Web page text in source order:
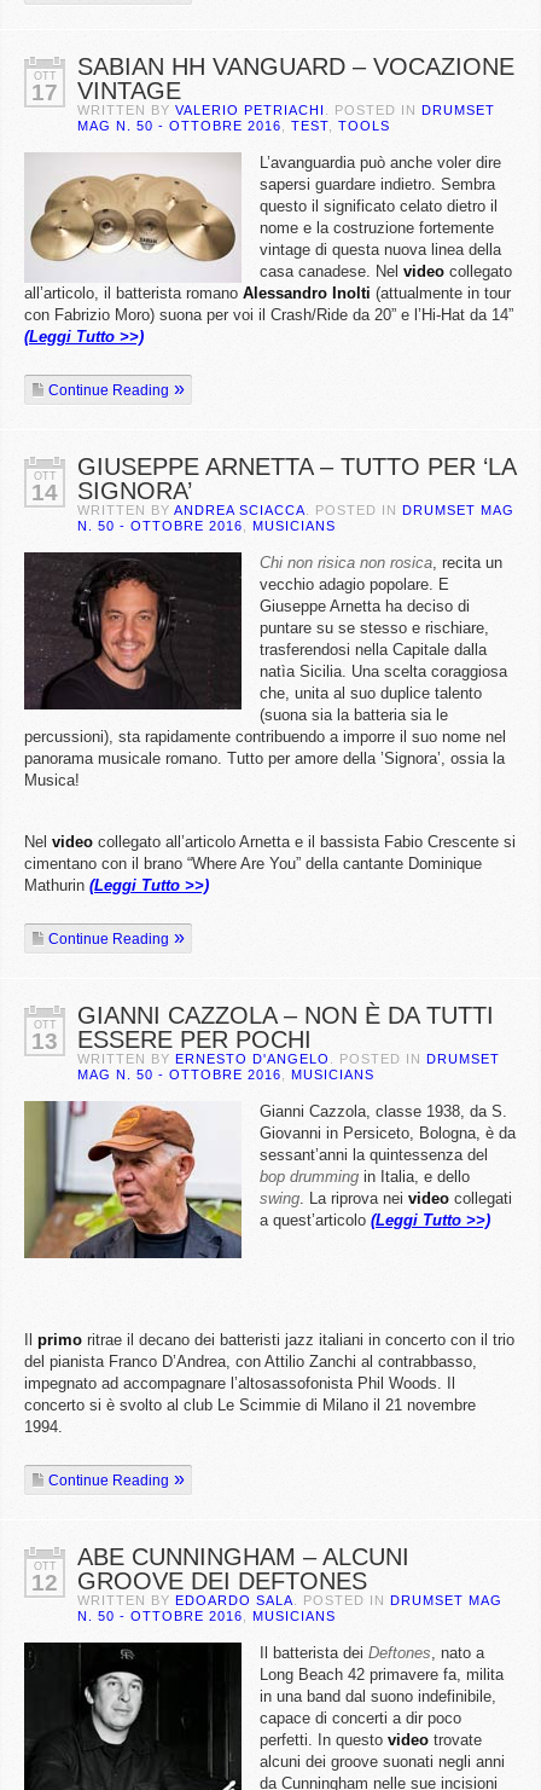
OTT
17
SABIAN HH VANGUARD – VOCAZIONE
VINTAGE
WRITTEN BY VALERIO PETRIACHI . POSTED IN DRUMSET
MAG N. 50 - OTTOBRE 2016
TEST TOOLS
L’avanguardia può anche voler dire
sapersi guardare indietro. Sembra
questo il significato celato dietro il
nome e la costruzione fortemente
vintage di questa nuova linea della
casa canadese. Nel video collegato
all’articolo, il batterista romano Alessandro Inolti (attualmente in tour
con Fabrizio Moro) suona per voi il Crash/Ride da 20” e l’Hi-Hat da 14”
(Leggi Tutto >>)
Continue Reading
OTT
14
GIUSEPPE ARNETTA – TUTTO PER ‘LA
SIGNORA’
WRITTEN BY ANDREA SCIACCA . POSTED IN DRUMSET MAG
N. 50 - OTTOBRE 2016
MUSICIANS
Chi non risica non rosica, recita un
vecchio adagio popolare. E
Giuseppe Arnetta ha deciso di
puntare su se stesso e rischiare,
trasferendosi nella Capitale dalla
natìa Sicilia. Una scelta coraggiosa
che, unita al suo duplice talento
(suona sia la batteria sia le
percussioni), sta rapidamente contribuendo a imporre il suo nome nel
panorama musicale romano. Tutto per amore della ’Signora’, ossia la
Musica!
Nel video collegato all’articolo Arnetta e il bassista Fabio Crescente si
cimentano con il brano “Where Are You” della cantante Dominique
Mathurin (Leggi Tutto >>)
Continue Reading
OTT
13
GIANNI CAZZOLA – NON È DA TUTTI
ESSERE PER POCHI
WRITTEN BY ERNESTO D'ANGELO . POSTED IN DRUMSET
MAG N. 50 - OTTOBRE 2016
MUSICIANS
Gianni Cazzola, classe 1938, da S.
Giovanni in Persiceto, Bologna, è da
sessant’anni la quintessenza del
bop drumming in Italia, e dello
swing. La riprova nei video collegati
a quest’articolo (Leggi Tutto >>)
primo ritrae il decano dei batteristi jazz italiani in concerto con il trio
del pianista Franco D’Andrea, con Attilio Zanchi al contrabbasso,
impegnato ad accompagnare l’altosassofonista Phil Woods. Il
concerto si è svolto al club Le Scimmie di Milano il 21 novembre
1994.
Continue Reading
OTT
12
ABE CUNNINGHAM – ALCUNI
GROOVE DEI DEFTONES
WRITTEN BY EDOARDO SALA . POSTED IN DRUMSET MAG
N. 50 - OTTOBRE 2016
MUSICIANS
Il batterista dei Deftones, nato a
Long Beach 42 primavere fa, milita
in una band dal suono indefinibile,
capace di concerti a dir poco
perfetti. In questo video trovate
alcuni dei groove suonati negli anni
da Cunningham nelle sue incisioni